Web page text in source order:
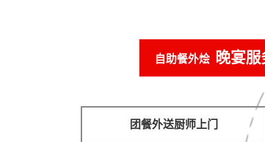
自助餐外烩 晚宴服
团餐外送厨师上门